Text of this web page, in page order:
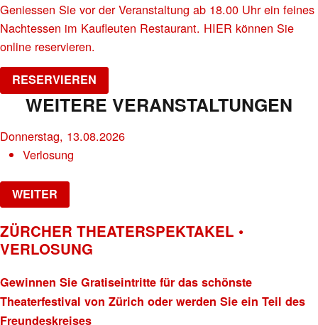
Geniessen Sie vor der Veranstaltung ab 18.00 Uhr ein feines
Nachtessen im Kaufleuten Restaurant. HIER können Sie
online reservieren.
RESERVIEREN
WEITERE VERANSTALTUNGEN
Donnerstag, 13.08.2026
Verlosung
WEITER
ZÜRCHER THEATERSPEKTAKEL •
VERLOSUNG
Gewinnen Sie Gratiseintritte für das schönste
Theaterfestival von Zürich oder werden Sie ein Teil des
Freundeskreises